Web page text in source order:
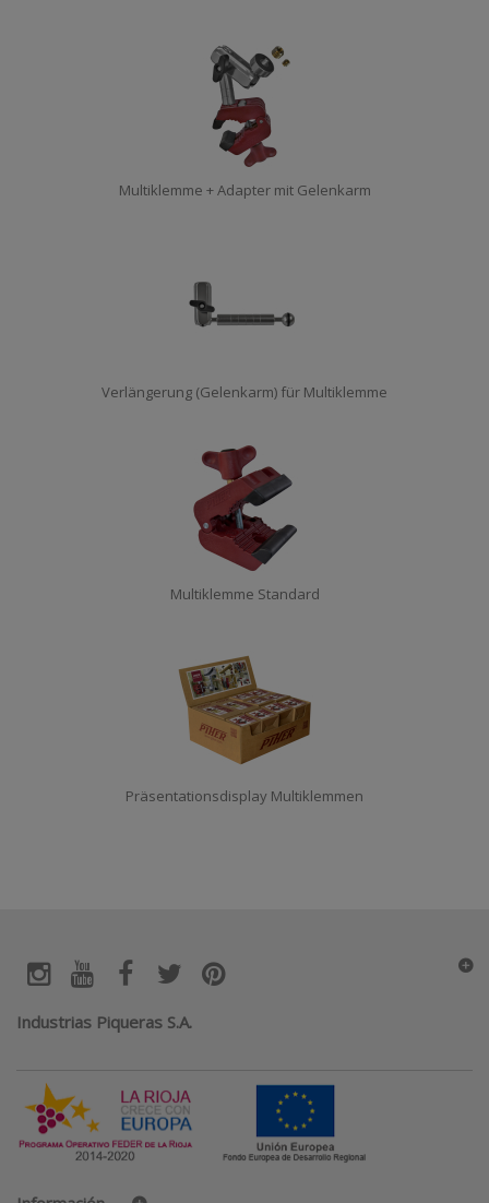
Multiklemme + Adapter mit Gelenkarm
Verlängerung (Gelenkarm) für Multiklemme
Multiklemme Standard
Präsentationsdisplay Multiklemmen
Industrias Piqueras S.A.